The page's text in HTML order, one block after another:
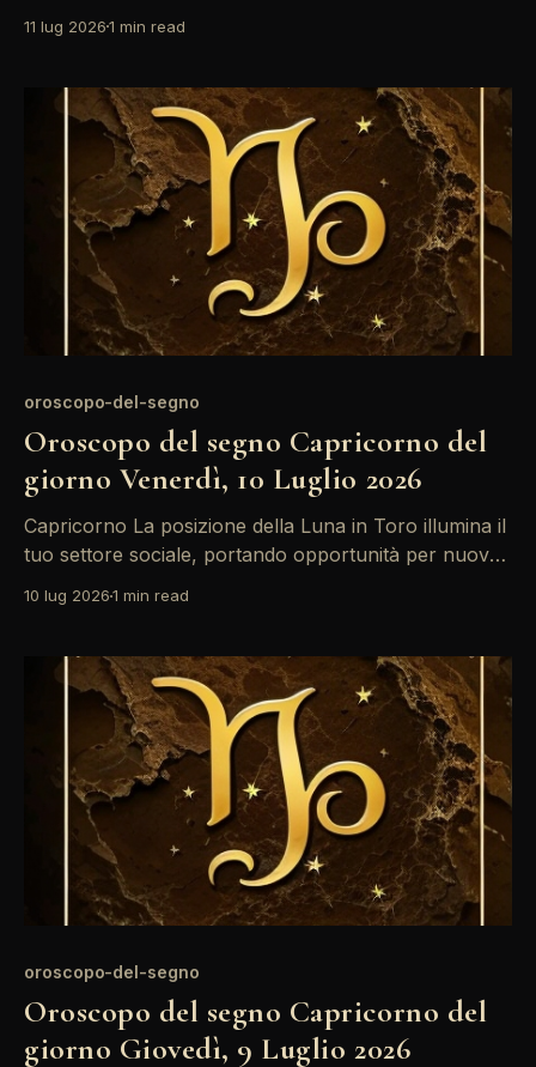
Saturno potrebbe portare a tensioni in ambito
momento per riflettere prima di agire. La giornata
11 lug 20261 min read
oroscopo-del-segno
Oroscopo del segno Capricorno del
giorno Venerdì, 10 Luglio 2026
Capricorno La posizione della Luna in Toro illumina il
tuo settore sociale, portando opportunità per nuove
suggerisce che potrebbero sorgere tensioni in ambito
esigenze degli altri. La giornata si presenta con una
10 lug 20261 min read
oroscopo-del-segno
Oroscopo del segno Capricorno del
giorno Giovedì, 9 Luglio 2026